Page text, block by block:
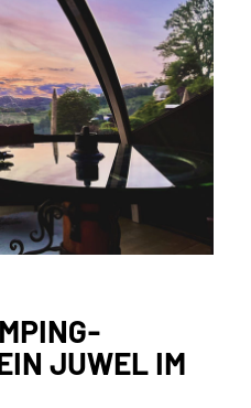
JUWEL IM